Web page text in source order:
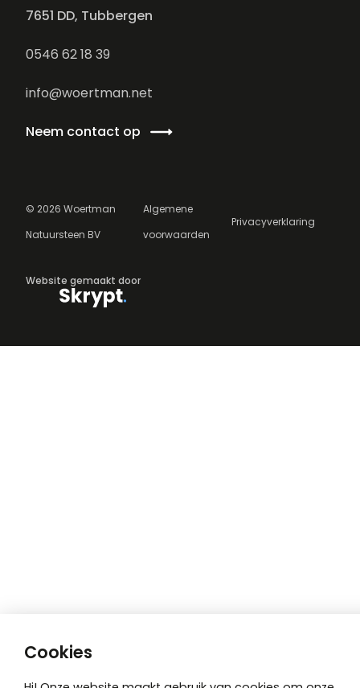
7651 DD, Tubbergen
0546 62 18 39
info@woertman.net
Neem contact op
© 2026 Woertman
Natuursteen BV
Algemene
voorwaarden
Privacyverklaring
Website gemaakt door
Cookies